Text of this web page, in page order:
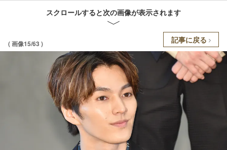
スクロールすると次の画像が表示されます
( 画像15/63 ) 記事に戻る